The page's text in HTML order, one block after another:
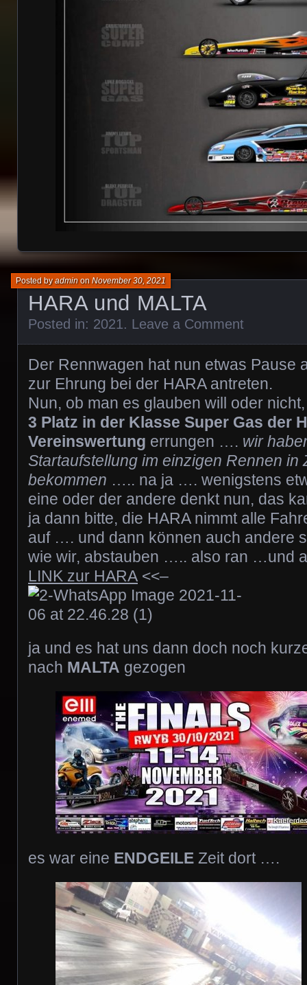
HARA und MALTA
Posted byadminonNovember 30, 2021
Posted in: 2021. Leave a Comment
Der Rennwagen hat nun etwas Pause
zur Ehrung bei der HARA antreten.
Nun, ob man es glauben will oder
3 Platz in der Klasse Super Gas der
Vereinswertung errungen …. wir
Startaufstellung im einzigen Rennen in
bekommen ….. na ja …. wenigstens
eine oder der andere denkt nun, das
ja dann bitte, die HARA nimmt alle
auf …. und dann können auch andere
wie wir, abstauben ….. also ran …und
LINK zur HARA <<–
ja und es hat uns dann doch noch
nach MALTA gezogen
es war eine ENDGEILE Zeit dort ….